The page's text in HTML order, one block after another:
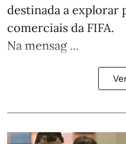
destinada a explorar
comerciais da FIFA.
Na mensag ...